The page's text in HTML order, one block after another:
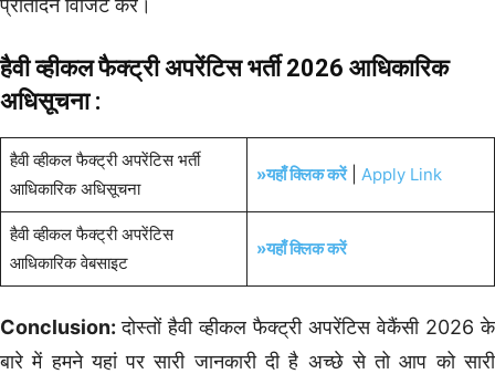
प्रतिदिन विजिट करें।
हैवी व्हीकल फैक्ट्री अपरेंटिस भर्ती 2026 आधिकारिक
अधिसूचना :
हैवी व्हीकल फैक्ट्री अपरेंटिस भर्ती
आधिकारिक अधिसूचना
»यहाँ क्लिक करें| Apply Link
हैवी व्हीकल फैक्ट्री अपरेंटिस
आधिकारिक वेबसाइट
»यहाँ क्लिक करें
Conclusion:दोस्तों हैवी व्हीकल फैक्ट्री अपरेंटिस वेकैंसी 2026 के
बारे में हमने यहां पर सारी जानकारी दी है अच्छे से तो आप को सारी